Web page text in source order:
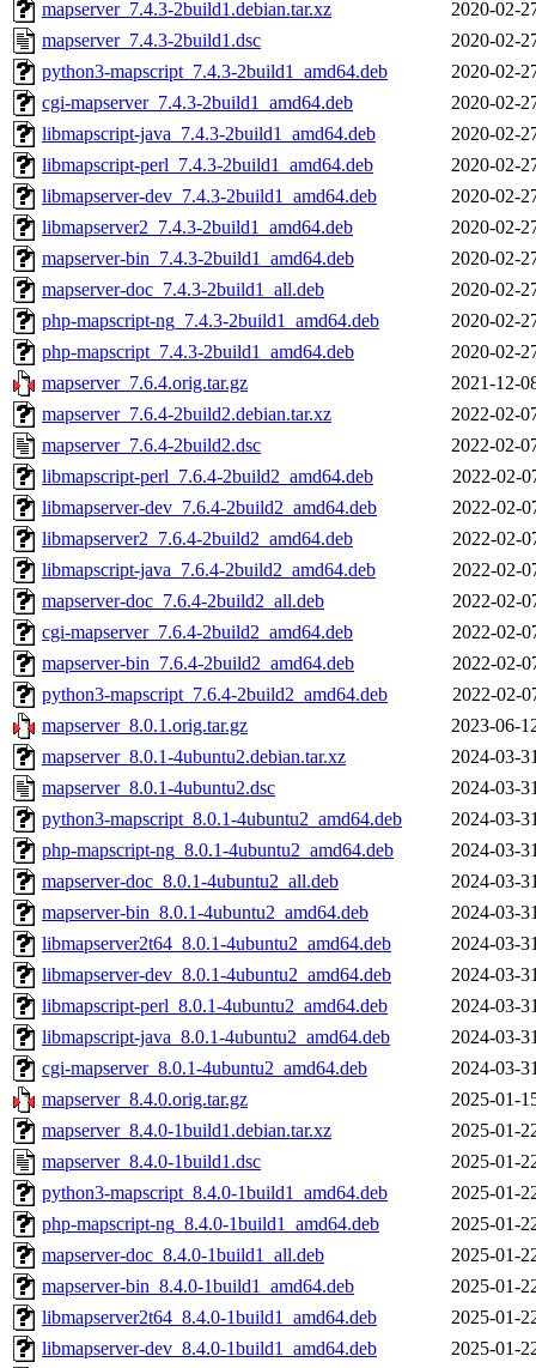
mapserver_7.4.3-2build1.debian.tar.xz
2020-02-
mapserver_7.4.3-2build1.dsc
2020-02-
python3-mapscript_7.4.3-2build1_amd64.deb
2020-02-
cgi-mapserver_7.4.3-2build1_amd64.deb
2020-02-
libmapscript-java_7.4.3-2build1_amd64.deb
2020-02-
libmapscript-perl_7.4.3-2build1_amd64.deb
2020-02-
libmapserver-dev_7.4.3-2build1_amd64.deb
2020-02-
libmapserver2_7.4.3-2build1_amd64.deb
2020-02-
mapserver-bin_7.4.3-2build1_amd64.deb
2020-02-
mapserver-doc_7.4.3-2build1_all.deb
2020-02-
php-mapscript-ng_7.4.3-2build1_amd64.deb
2020-02-
php-mapscript_7.4.3-2build1_amd64.deb
2020-02-
mapserver_7.6.4.orig.tar.gz
2021-12-
mapserver_7.6.4-2build2.debian.tar.xz
2022-02-
mapserver_7.6.4-2build2.dsc
2022-02-
libmapscript-perl_7.6.4-2build2_amd64.deb
2022-02-
libmapserver-dev_7.6.4-2build2_amd64.deb
2022-02-
libmapserver2_7.6.4-2build2_amd64.deb
2022-02-
libmapscript-java_7.6.4-2build2_amd64.deb
2022-02-
mapserver-doc_7.6.4-2build2_all.deb
2022-02-
cgi-mapserver_7.6.4-2build2_amd64.deb
2022-02-
mapserver-bin_7.6.4-2build2_amd64.deb
2022-02-
python3-mapscript_7.6.4-2build2_amd64.deb
2022-02-
mapserver_8.0.1.orig.tar.gz
2023-06-
mapserver_8.0.1-4ubuntu2.debian.tar.xz
2024-03-
mapserver_8.0.1-4ubuntu2.dsc
2024-03-
python3-mapscript_8.0.1-4ubuntu2_amd64.deb
2024-03-
php-mapscript-ng_8.0.1-4ubuntu2_amd64.deb
2024-03-
mapserver-doc_8.0.1-4ubuntu2_all.deb
2024-03-
mapserver-bin_8.0.1-4ubuntu2_amd64.deb
2024-03-
libmapserver2t64_8.0.1-4ubuntu2_amd64.deb
2024-03-
libmapserver-dev_8.0.1-4ubuntu2_amd64.deb
2024-03-
libmapscript-perl_8.0.1-4ubuntu2_amd64.deb
2024-03-
libmapscript-java_8.0.1-4ubuntu2_amd64.deb
2024-03-
cgi-mapserver_8.0.1-4ubuntu2_amd64.deb
2024-03-
mapserver_8.4.0.orig.tar.gz
2025-01-
mapserver_8.4.0-1build1.debian.tar.xz
2025-01-
mapserver_8.4.0-1build1.dsc
2025-01-
python3-mapscript_8.4.0-1build1_amd64.deb
2025-01-
php-mapscript-ng_8.4.0-1build1_amd64.deb
2025-01-
mapserver-doc_8.4.0-1build1_all.deb
2025-01-
mapserver-bin_8.4.0-1build1_amd64.deb
2025-01-
libmapserver2t64_8.4.0-1build1_amd64.deb
2025-01-
libmapserver-dev_8.4.0-1build1_amd64.deb
2025-01-